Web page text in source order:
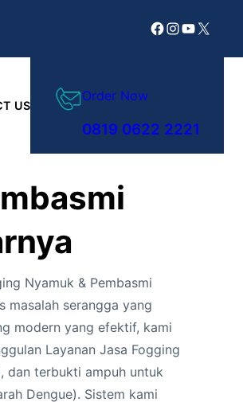
Facebook
Instagram
YouTube
X
US
Order Now
0819 0622 2221
Nyamuk & Pembasmi
masalah serangga yang
modern yang efektif, kami
Layanan Jasa Fogging
dan terbukti ampuh untuk
Dengue). Sistem kami